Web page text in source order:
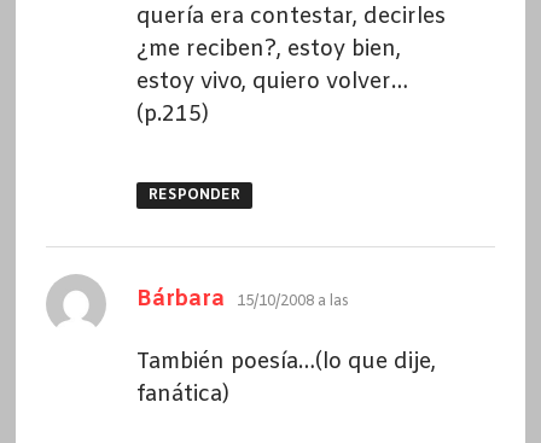
quería era contestar, decirles
¿me reciben?, estoy bien,
estoy vivo, quiero volver…
(p.215)
RESPONDER
Bárbara dice:
15/10/2008 a las
También poesía…(lo que dije,
fanática)